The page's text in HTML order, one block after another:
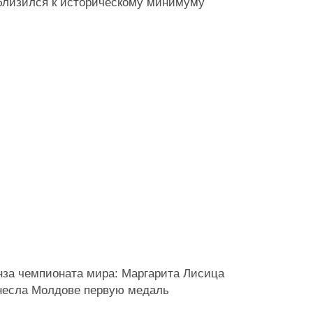
чемпионата мира: Маргарита Лисица
Молдове первую медаль